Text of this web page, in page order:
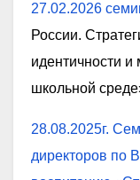
27.02.2026
России.
идентичности и
школьной
28.08.2025г.
директоров по